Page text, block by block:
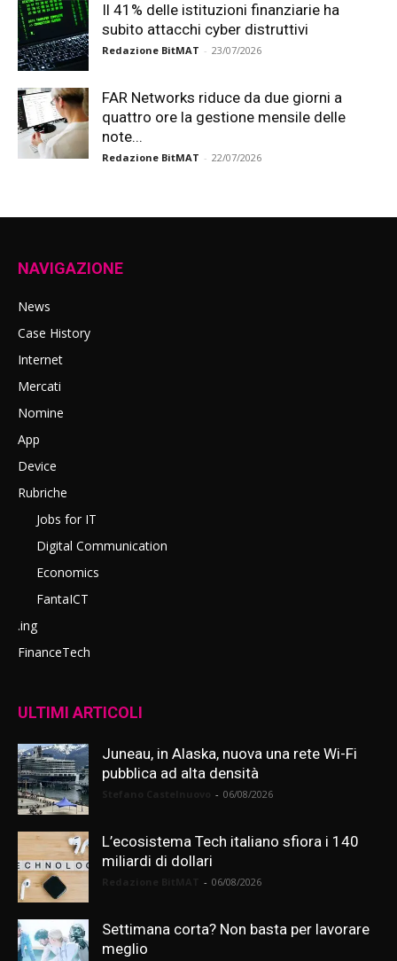
Il 41% delle istituzioni finanziarie ha
subito attacchi cyber distruttivi
Redazione BitMAT - 23/07/2026
FAR Networks riduce da due giorni a
quattro ore la gestione mensile delle
note...
Redazione BitMAT - 22/07/2026
NAVIGAZIONE
News
Case History
Internet
Mercati
Nomine
App
Device
Rubriche
Jobs for IT
Digital Communication
Economics
FantaICT
.ing
FinanceTech
ULTIMI ARTICOLI
Juneau, in Alaska, nuova una rete Wi-Fi
pubblica ad alta densità
- 06/08/2026
L’ecosistema Tech italiano sfiora i 140
miliardi di dollari
- 06/08/2026
Settimana corta? Non basta per lavorare
meglio